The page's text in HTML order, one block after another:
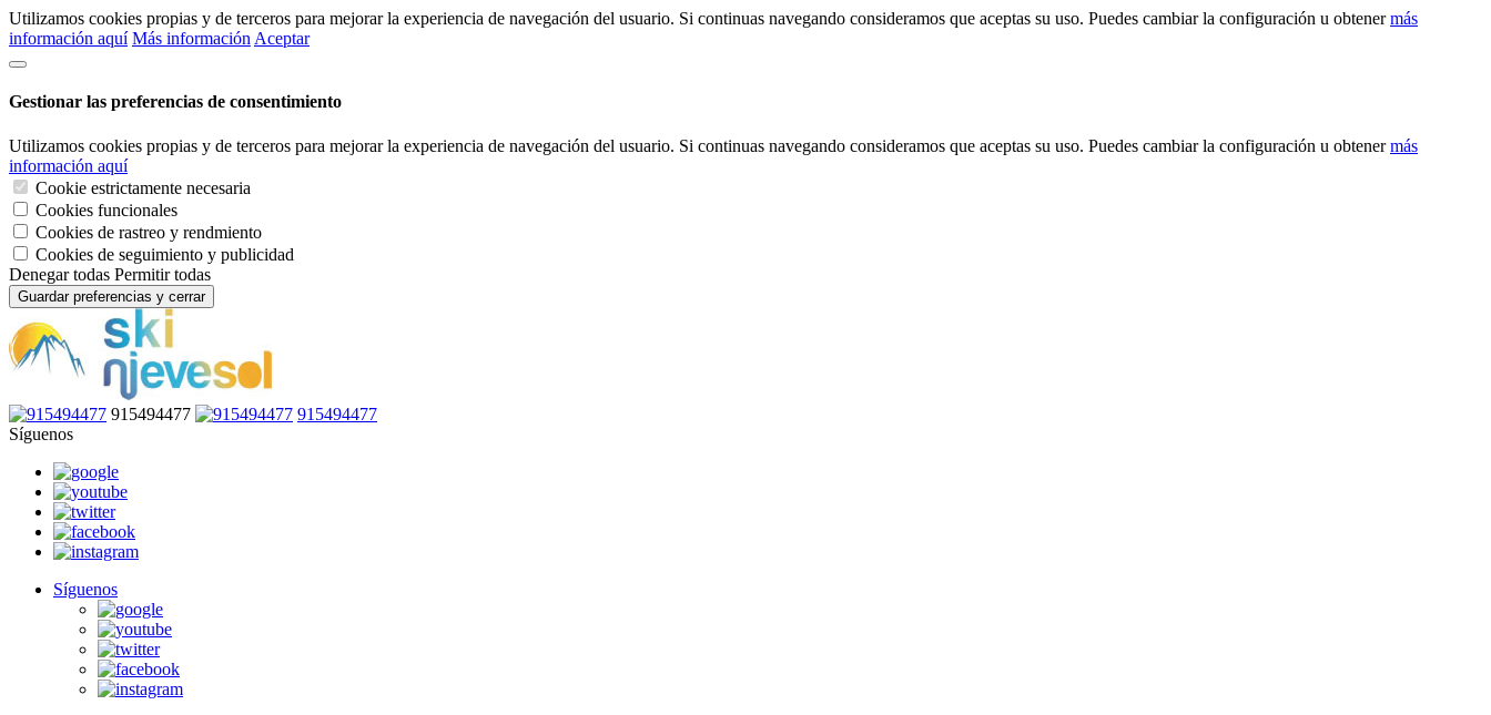
Utilizamos cookies propias y de terceros para mejorar la experiencia de navegación del usuario. Si continuas navegando consideramos que aceptas su uso. Puedes cambiar la configuración u obtenermás
información aquí Más información Aceptar
Gestionar las preferencias de consentimiento
Utilizamos cookies propias y de terceros para mejorar la experiencia de navegación del usuario. Si continuas navegando consideramos que aceptas su uso. Puedes cambiar la configuración u obtenermás
información aquí
Cookie estrictamente necesaria
Cookies funcionales
Cookies de rastreo y rendmiento
Cookies de seguimiento y publicidad
Denegar todas Permitir todas
Guardar preferencias y cerrar
915494477
915494477
Síguenos
Síguenos